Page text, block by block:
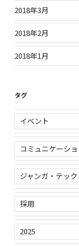
2018年3月
2018年2月
2018年1月
タグ
イベント
コミュニケーシ
ジャンガ・テック
採用
2025